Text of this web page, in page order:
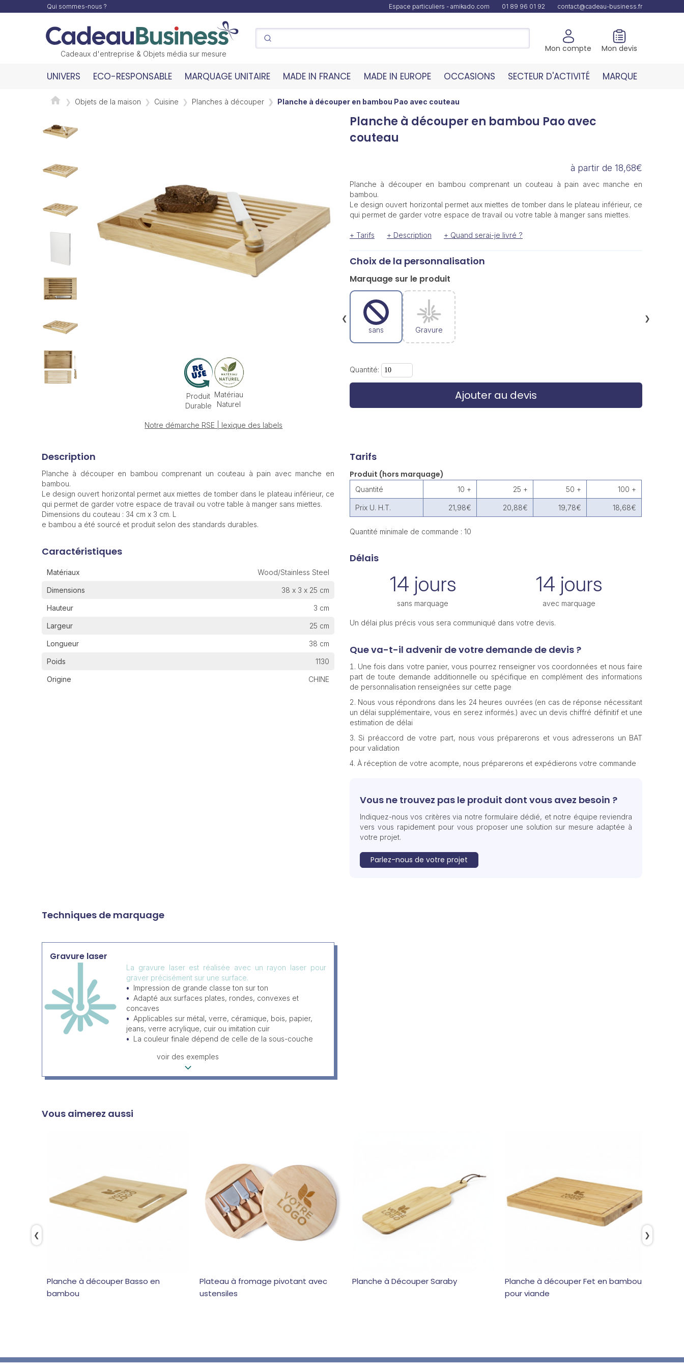
Qui sommes-nous ? Espace particuliers - amikado.com 01 89 96 01 92 contact@cadeau-business.fr
Cadeaux d'entreprise & Objets média sur mesure
Mon compte Mon devis
UNIVERS ECO-RESPONSABLE MARQUAGE UNITAIRE MADE IN FRANCE MADE IN EUROPE OCCASIONS SECTEUR D'ACTIVITÉ MARQUE
Objets de la maison Cuisine Planches à découper Planche à découper en bambou Pao avec couteau
Produit
Durable
Matériau
Naturel
Notre démarche RSE | lexique des labels
Planche à découper en bambou Pao avec
couteau
à partir de 18,68€
Planche à découper en bambou comprenant un couteau à pain avec manche en
bambou.
Le design ouvert horizontal permet aux miettes de tomber dans le plateau inférieur, ce
qui permet de garder votre espace de travail ou votre table à manger sans miettes.
+ Tarifs + Description + Quand serai-je livré ?
Choix de la personnalisation
Marquage sur le produit
sans Gravure
❯
❮
Quantité:
Ajouter au devis
Description
Planche à découper en bambou comprenant un couteau à pain avec manche en
bambou.
Le design ouvert horizontal permet aux miettes de tomber dans le plateau inférieur, ce
qui permet de garder votre espace de travail ou votre table à manger sans miettes.
Dimensions du couteau : 34 cm x 3 cm. L
e bambou a été sourcé et produit selon des standards durables.
Caractéristiques
Matériaux Wood/Stainless Steel
Dimensions 38 x 3 x 25 cm
Hauteur 3 cm
Largeur 25 cm
Longueur 38 cm
Poids 1130
Origine CHINE
Tarifs
Produit (hors marquage)
Quantité 10 + 25 + 50 + 100 +
Prix U. H.T. 21,98€ 20,88€ 19,78€ 18,68€
Quantité minimale de commande : 10
Délais
14 jours
sans marquage
14 jours
avec marquage
Un délai plus précis vous sera communiqué dans votre devis.
Que va-t-il advenir de votre demande de devis ?
Une fois dans votre panier, vous pourrez renseigner vos coordonnées et nous faire
part de toute demande additionnelle ou spécifique en complément des informations
de personnalisation renseignées sur cette page
Nous vous répondrons dans les 24 heures ouvrées (en cas de réponse nécessitant
un délai supplémentaire, vous en serez informés.) avec un devis chiffré définitif et une
estimation de délai
Si préaccord de votre part, nous vous préparerons et vous adresserons un BAT
pour validation
À réception de votre acompte, nous préparerons et expédierons votre commande
Vous ne trouvez pas le produit dont vous avez besoin ?
Indiquez-nous vos critères via notre formulaire dédié, et notre équipe reviendra
vers vous rapidement pour vous proposer une solution sur mesure adaptée à
votre projet.
Parlez-nous de votre projet
Techniques de marquage
Gravure laser
La gravure laser est réalisée avec un rayon laser pour
graver précisément sur une surface.
Impression de grande classe ton sur ton
Adapté aux surfaces plates, rondes, convexes et
concaves
Applicables sur métal, verre, céramique, bois, papier,
jeans, verre acrylique, cuir ou imitation cuir
La couleur finale dépend de celle de la sous-couche
voir des exemples
Vous aimerez aussi
Planche à découper Basso en
bambou
Plateau à fromage pivotant avec
ustensiles
Planche à Découper Saraby
Planche à découper Fet en bambou
pour viande
❯
❮